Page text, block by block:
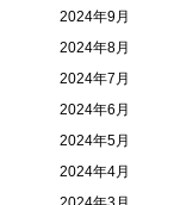
2024年9月
2024年8月
2024年7月
2024年6月
2024年5月
2024年4月